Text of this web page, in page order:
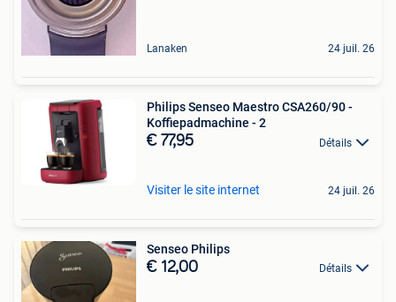
Lanaken 24 juil. 26
Philips Senseo Maestro CSA260/90 -
Koffiepadmachine - 2
€ 77,95 Détails
Visiter le site internet 24 juil. 26
Senseo Philips
€ 12,00 Détails